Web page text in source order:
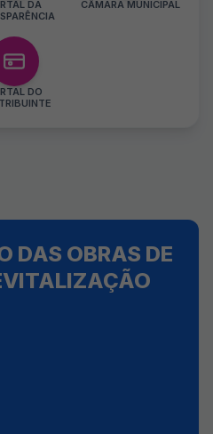
DA
CÂMARA MUNICIPAL
DO
DAS OBRAS DE